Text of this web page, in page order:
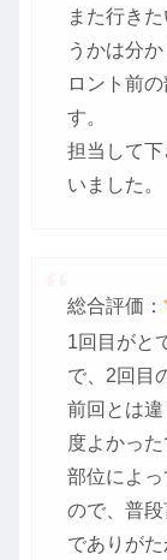
また行き
うかは分
ロント前
す。
担当して
いました。
総合評価：
1回目がと
で、2回目
前回とは
度よかった
部位によ
ので、普
でありがた